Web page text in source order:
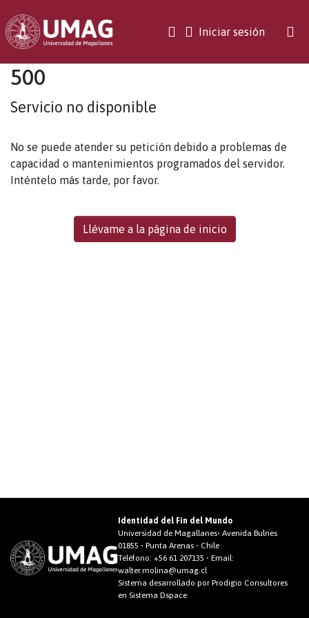
Iniciar sesión(current)
500
Servicio no disponible
No se puede atender su petición debido a problemas de
capacidad o mantenimientos programados del servidor.
Inténtelo más tarde, por favor.
Llévame a la página de inicio
Identidad del Fin del Mundo
Universidad de Magallanes• Avenida Bulnes
01855 • Punta Arenas • Chile
Teléfono:+56 61 207135 • Email:
walter.molina@umag.cl
Sistema desarrollado por Prodigio Consultores
en Sistema Dspace